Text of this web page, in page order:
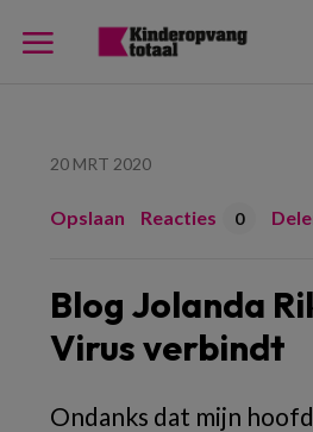
20 MRT 2020
Opslaan Reacties 0
Blog Jolanda
Virus verbindt
Ondanks dat mijn